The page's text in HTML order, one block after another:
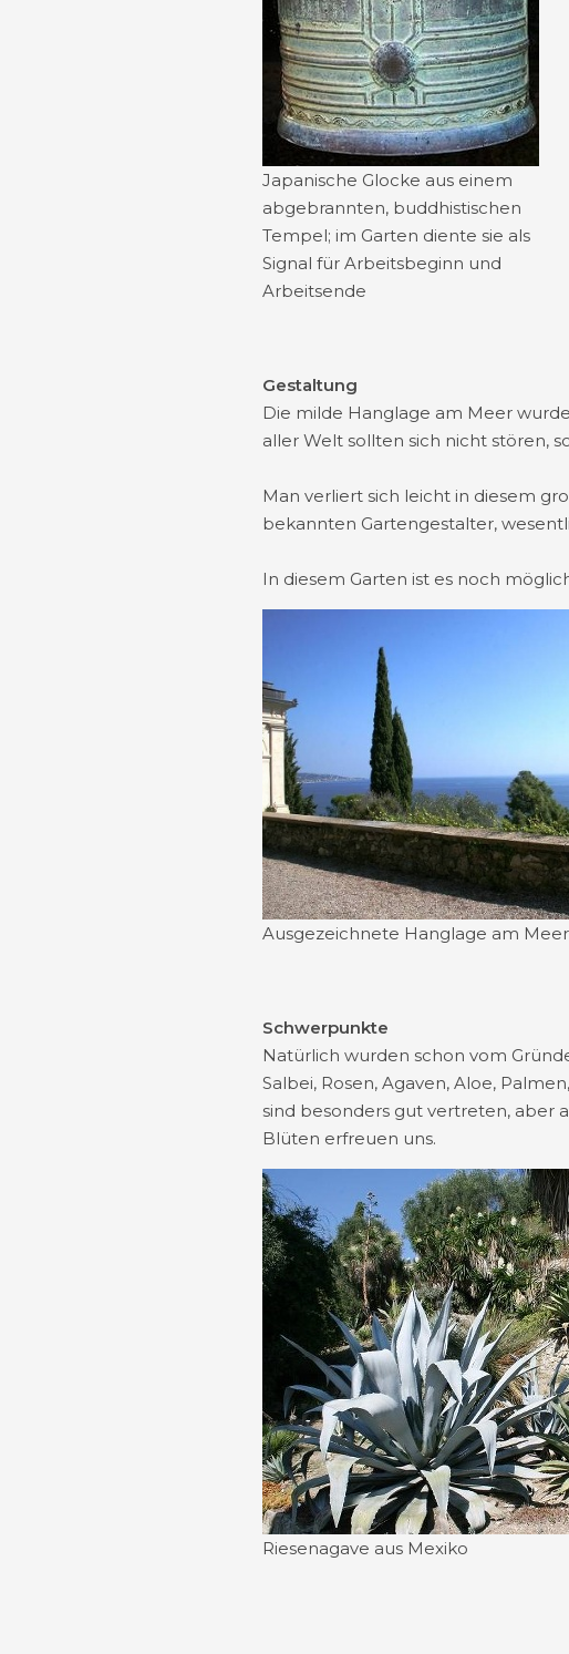
Japanische Glocke aus einem
abgebrannten, buddhistischen
Tempel; im Garten diente sie als
Signal für Arbeitsbeginn und
Arbeitsende
Gestaltung
Die milde Hanglage am Meer
aller Welt sollten sich nicht stören,
Man verliert sich leicht in diesem
bekannten Gartengestalter,
In diesem Garten ist es noch
Ausgezeichnete Hanglage am Meer
Schwerpunkte
Natürlich wurden schon vom
Salbei, Rosen, Agaven, Aloe,
sind besonders gut vertreten, aber
Blüten erfreuen uns.
Riesenagave aus Mexiko